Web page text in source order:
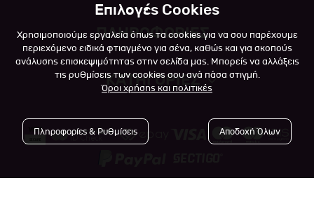
Πληροφορίες λογαριασμού
Λίστα αγαπημένων
Πολιτική επιστροφών
ΠΛΗΡΟΦΟΡΙΕΣ
Σχετικά
Επικοινωνία
Blog
Όροι Χρήσης
Πολιτική Απορρήτου
ΚΑΤΗΓΟΡΙΕΣ
Επιλογές Cookies
Χρησιμοποιούμε εργαλεία όπως τα cookies για να σου παρέχουμε
περιεχόμενο ειδικά φτιαγμένο για σένα, καθώς και για σκοπούς
ανάλυσης επισκεψιμότητας στην σελίδα μας. Μπορείς να αλλάξεις
τις ρυθμίσεις των cookies σου ανά πάσα στιγμή.
Όροι χρήσης και πολιτικές
Πληροφορίες & Ρυθμίσεις Αποδοχή Όλων